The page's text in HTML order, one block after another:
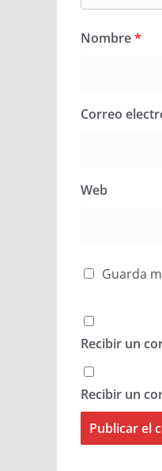
Nombre*
Correo
Web
Guarda
Recibir un
Recibir un